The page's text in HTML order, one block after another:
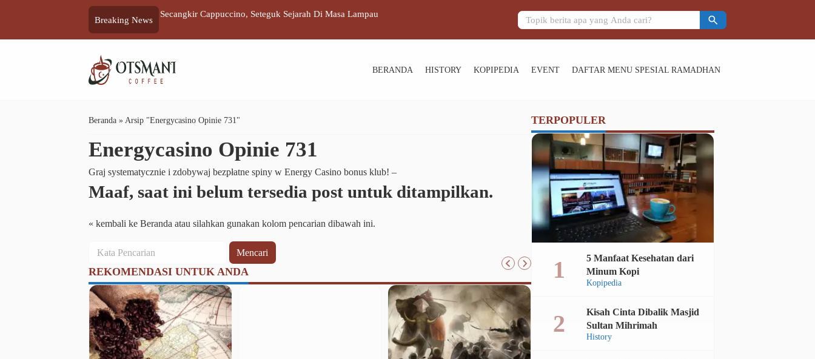
Breaking News
Secangkir Cappuccino, Seteguk Sejarah Di Masa Lampau Mimpi Dan Visi Osman Gazi search
BERANDA HISTORY KOPIPEDIA EVENT DAFTAR MENU SPESIAL RAMADHAN
Beranda » Arsip "Energycasino Opinie 731"
Energycasino Opinie 731
Graj systematycznie i zdobywaj bezpłatne spiny w Energy Casino bonus klub! –
Maaf, saat ini belum tersedia post untuk ditampilkan.
« kembali ke Beranda atau silahkan gunakan kolom pencarian dibawah ini.
Mencari
REKOMENDASI UNTUK ANDA
TERPOPULER
Kopipedia
5 Manfaat Kesehatan dari
Minum Kopi
History
Kisah Cinta Dibalik Masjid
Sultan Mihrimah